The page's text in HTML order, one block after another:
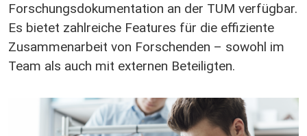
Forschungsdokumentation an der TUM verfügbar.
Es bietet zahlreiche Features für die effiziente
Zusammenarbeit von Forschenden – sowohl im
Team als auch mit externen Beteiligten.